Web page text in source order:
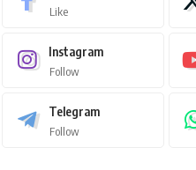
Like
Instagram
Follow
Telegram
Follow